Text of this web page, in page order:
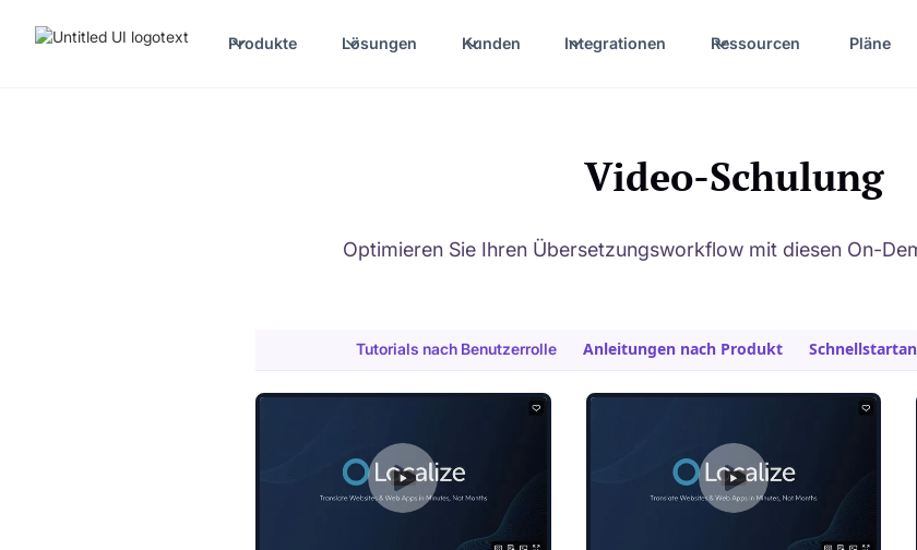
Produkte Lösungen Kunden Integrationen Ressourcen Pläne
Video-Schulung
Optimieren Sie Ihren Übersetzungsworkflow mit diesen On-
Tutorials nach Benutzerrolle Anleitungen nach Produkt